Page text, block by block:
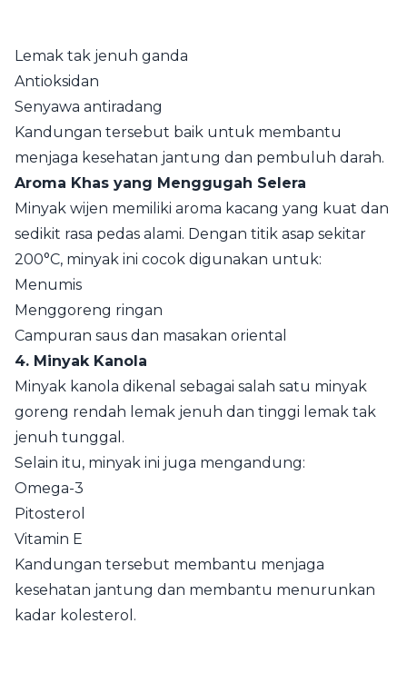
Lemak tak jenuh ganda
Antioksidan
Senyawa antiradang
Kandungan tersebut baik untuk membantu
menjaga kesehatan jantung dan pembuluh darah.
Aroma Khas yang Menggugah Selera
Minyak wijen memiliki aroma kacang yang kuat dan
sedikit rasa pedas alami. Dengan titik asap sekitar
200°C, minyak ini cocok digunakan untuk:
Menumis
Menggoreng ringan
Campuran saus dan masakan oriental
4. Minyak Kanola
Minyak kanola dikenal sebagai salah satu minyak
goreng rendah lemak jenuh dan tinggi lemak tak
jenuh tunggal.
Selain itu, minyak ini juga mengandung:
Omega-3
Pitosterol
Vitamin E
Kandungan tersebut membantu menjaga
kesehatan jantung dan membantu menurunkan
kadar kolesterol.